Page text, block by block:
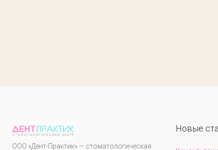
ООО «Дент-Практик» — стоматологическая
Новые